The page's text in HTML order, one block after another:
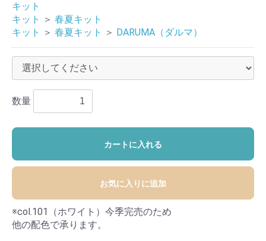
キット
キット
＞ 春夏キット
キット
＞ 春夏キット ＞ DARUMA（ダルマ）
数量
カートに入れる
お気に入りに追加
※col.101（ホワイト）今季完売のため
他の配色で承ります。